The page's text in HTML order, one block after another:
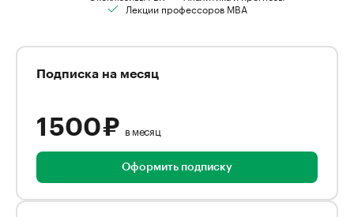
Лекции профессоров MBA
Подписка на месяц
1 500 ₽ в месяц
Оформить подписку